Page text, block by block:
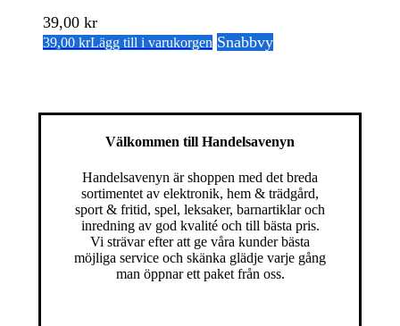
39,00 kr
39,00 krLägg till i varukorgen Snabbvy
Välkommen till Handelsavenyn
Handelsavenyn är shoppen med det breda
sortimentet av elektronik, hem & trädgård,
sport & fritid, spel, leksaker, barnartiklar och
inredning av god kvalité och till bästa pris.
Vi strävar efter att ge våra kunder bästa
möjliga service och skänka glädje varje gång
man öppnar ett paket från oss.